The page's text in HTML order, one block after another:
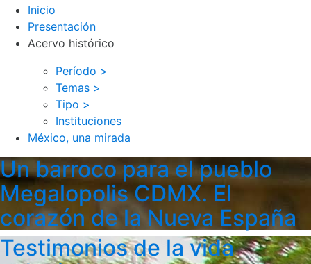
Inicio
Presentación
Acervo histórico
Período >
Temas >
Tipo >
Instituciones
México, una mirada
Un barroco para el pueblo
Megalopolis CDMX. El
corazón de la Nueva España
Testimonios de la vida